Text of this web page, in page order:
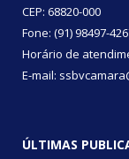
CEP: 68820-000
Fone: (91) 98497-
Horário de
E-mail:
ÚLTIMAS